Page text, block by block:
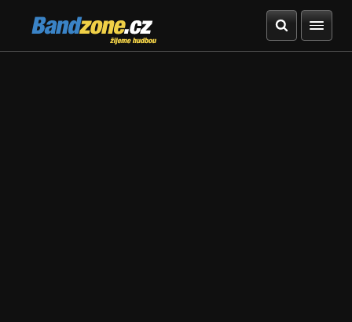
Bandzone.cz
žijeme hudbou